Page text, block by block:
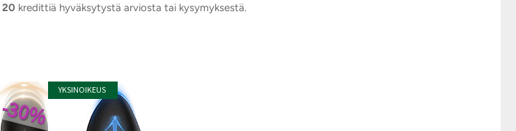
20 kredittiä hyväksytystä arviosta tai kysymyksestä.
-30%
YKSINOIKEUS